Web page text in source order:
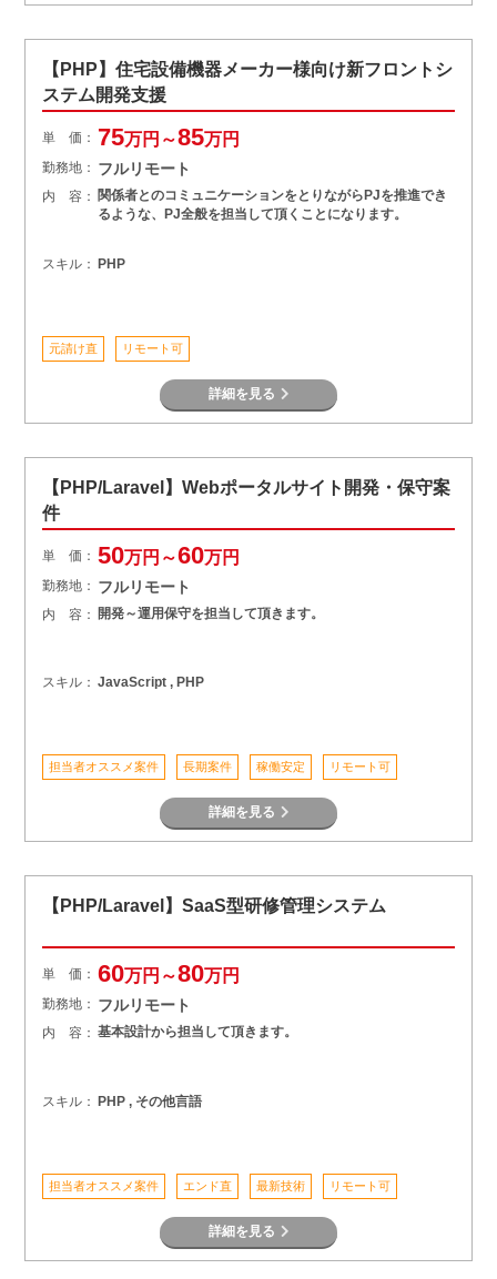
【PHP】住宅設備機器メーカー様向け新フロントシ
ステム開発支援
単 価： 75万円～85万円
勤務地： フルリモート
内 容： 関係者とのコミュニケーションをとりながらPJを推進でき
るような、PJ全般を担当して頂くことになります。
スキル： PHP
元請け直 リモート可
詳細を見る
【PHP/Laravel】Webポータルサイト開発・保守案
件
単 価： 50万円～60万円
勤務地： フルリモート
内 容： 開発～運用保守を担当して頂きます。
スキル： JavaScript , PHP
担当者オススメ案件 長期案件 稼働安定 リモート可
詳細を見る
【PHP/Laravel】SaaS型研修管理システム
単 価： 60万円～80万円
勤務地： フルリモート
内 容： 基本設計から担当して頂きます。
スキル： PHP , その他言語
担当者オススメ案件 エンド直 最新技術 リモート可
詳細を見る